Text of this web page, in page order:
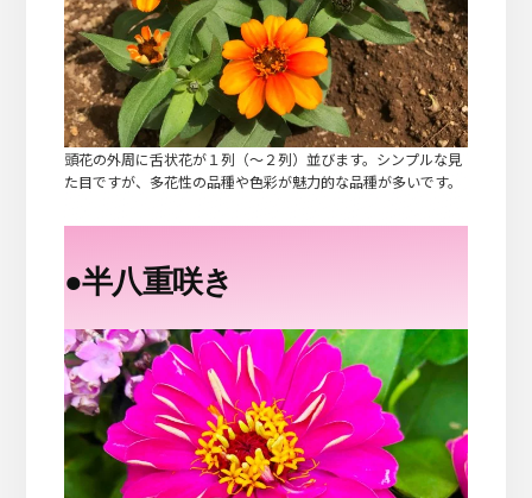
頭花の外周に舌状花が１列（～２列）並びます。シンプルな見
た目ですが、多花性の品種や色彩が魅力的な品種が多いです。
●半八重咲き